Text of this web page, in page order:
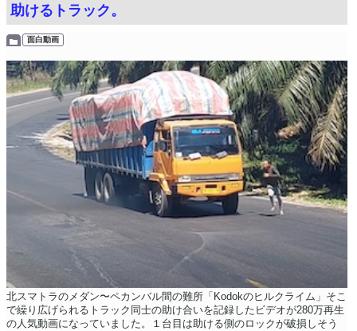
助けるトラック。
面白動画
北スマトラのメダン〜ペカンバル間の難所「Kodokのヒルクライム」そこ
で繰り広げられるトラック同士の助け合いを記録したビデオが280万再生
の人気動画になっていました。１台目は助ける側のロックが破損しそう